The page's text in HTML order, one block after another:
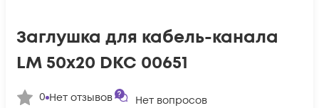
Заглушка для кабель-канала
LM 50х20 DKC 00651
0 Нет отзывов Нет вопросов